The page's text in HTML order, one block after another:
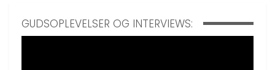
GUDSOPLEVELSER OG INTERVIEWS: